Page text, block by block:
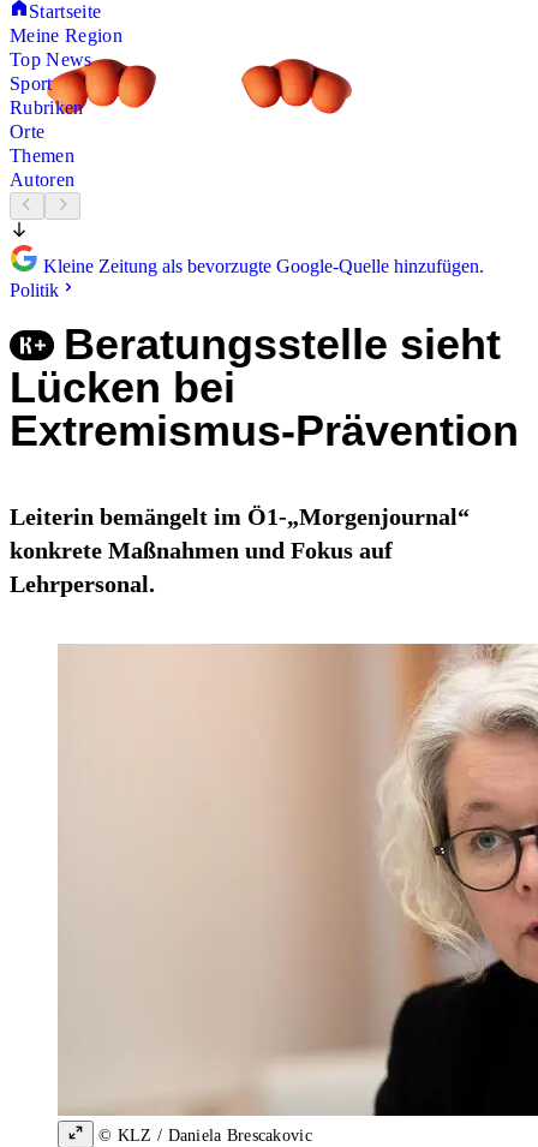
Startseite
Meine Region
Top News
Sport
Rubriken
Orte
Themen
Autoren
Kleine Zeitung als bevorzugte Google-Quelle hinzufügen.
Politik
Beratungsstelle sieht
Lücken bei
Extremismus-Prävention
Leiterin bemängelt im Ö1-„Morgenjournal“
konkrete Maßnahmen und Fokus auf
Lehrpersonal.
© KLZ / Daniela Brescakovic